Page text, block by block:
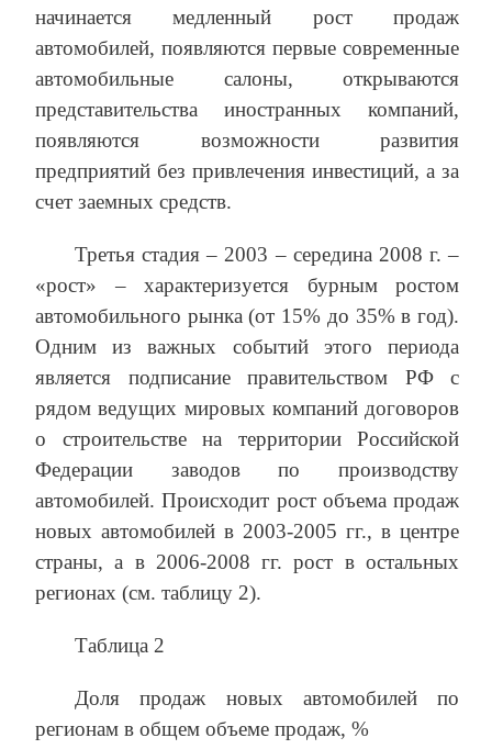
начинается медленный рост продаж
автомобилей, появляются первые современные
автомобильные салоны, открываются
представительства иностранных компаний,
появляются возможности развития
предприятий без привлечения инвестиций, а за
счет заемных средств.
Третья стадия – 2003 – середина 2008 г. –
«рост» – характеризуется бурным ростом
автомобильного рынка (от 15% до 35% в год).
Одним из важных событий этого периода
является подписание правительством РФ с
рядом ведущих мировых компаний договоров
о строительстве на территории Российской
Федерации заводов по производству
автомобилей. Происходит рост объема продаж
новых автомобилей в 2003-2005 гг., в центре
страны, а в 2006-2008 гг. рост в остальных
регионах (см. таблицу 2).
Таблица 2
Доля продаж новых автомобилей по
регионам в общем объеме продаж, %